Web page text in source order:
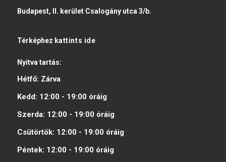
Budapest, II. kerület Csalogány utca 3/b.
Térképhez kattints ide
Nyitva tartás:
Hétfő: Zárva
Kedd: 12:00 - 19:00 óráig
Szerda: 12:00 - 19:00 óráig
Csütörtök: 12:00 - 19:00 óráig
Péntek: 12:00 - 19:00 óráig